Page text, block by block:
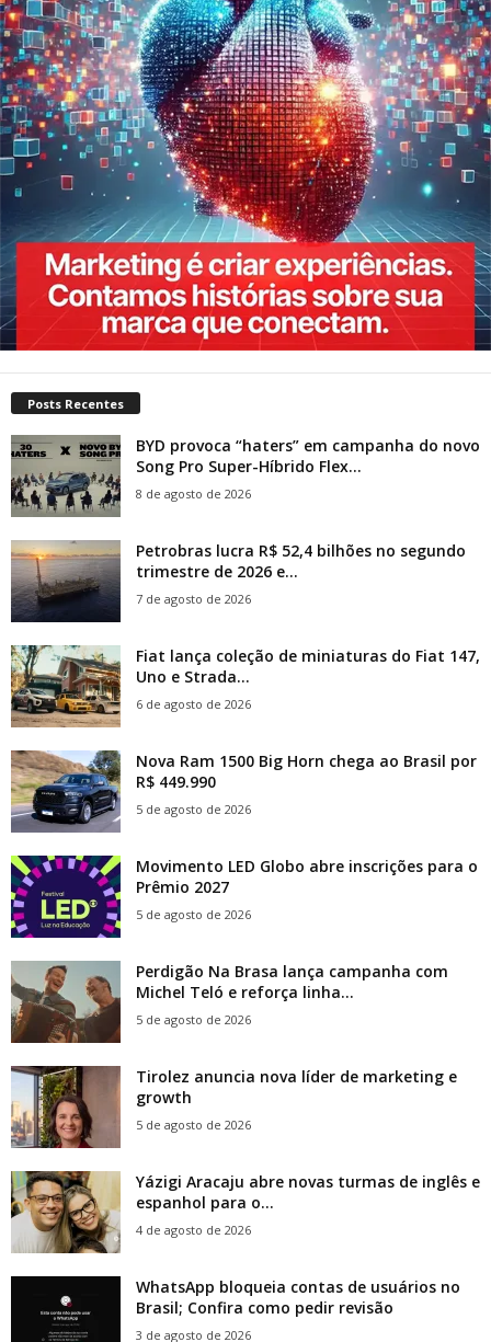
Posts Recentes
BYD provoca “haters” em campanha do novo
Song Pro Super-Híbrido Flex...
8 de agosto de 2026
Petrobras lucra R$ 52,4 bilhões no segundo
trimestre de 2026 e...
7 de agosto de 2026
Fiat lança coleção de miniaturas do Fiat 147,
Uno e Strada...
6 de agosto de 2026
Nova Ram 1500 Big Horn chega ao Brasil por
R$ 449.990
5 de agosto de 2026
Movimento LED Globo abre inscrições para o
Prêmio 2027
5 de agosto de 2026
Perdigão Na Brasa lança campanha com
Michel Teló e reforça linha...
5 de agosto de 2026
Tirolez anuncia nova líder de marketing e
growth
5 de agosto de 2026
Yázigi Aracaju abre novas turmas de inglês e
espanhol para o...
4 de agosto de 2026
WhatsApp bloqueia contas de usuários no
Brasil; Confira como pedir revisão
3 de agosto de 2026